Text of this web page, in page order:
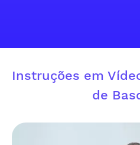
Instruções em
de